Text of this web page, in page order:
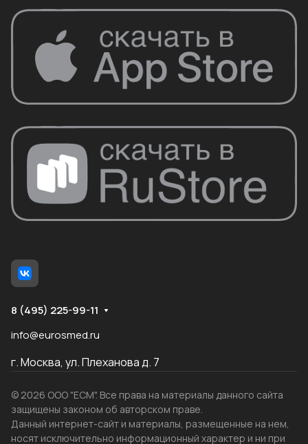
8 (495) 225-99-11
info@eurosmed.ru
г. Москва, ул. Плеханова д. 7
© 2026 ООО "ЕСМ". Все права на материалы данного сайта
защищены законом об авторском праве.
Данный интернет-сайт и материалы, размещенные на нем,
носят исключительно информационный характер и ни при